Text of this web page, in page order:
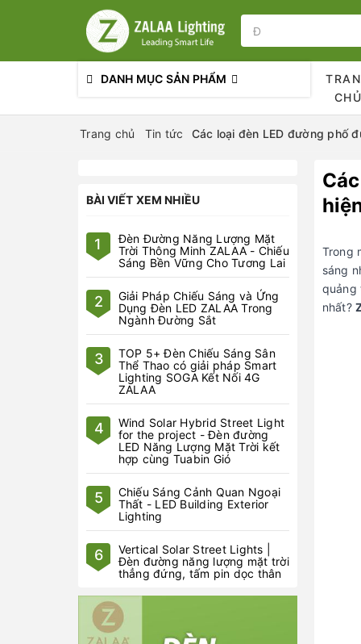
DANH MỤC SẢN PHẨM
CHỦ
Trang chủ Tin tức Các loại đèn LED đường phố
Trong
sáng
quảng
nhất?
BÀI VIẾT XEM NHIỀU
1
Đèn Đường Năng Lượng Mặt
Trời Thông Minh ZALAA - Chiếu
Sáng Bền Vững Cho Tương Lai
2
Giải Pháp Chiếu Sáng và Ứng
Dụng Đèn LED ZALAA Trong
Ngành Đường Sắt
3
TOP 5+ Đèn Chiếu Sáng Sân
Thể Thao có giải pháp Smart
Lighting SOGA Kết Nối 4G
ZALAA
4
Wind Solar Hybrid Street Light
for the project - Đèn đường
LED Năng Lượng Mặt Trời kết
hợp cùng Tuabin Gió
5
Chiếu Sáng Cảnh Quan Ngoại
Thất - LED Building Exterior
Lighting
6
Vertical Solar Street Lights |
Đèn đường năng lượng mặt trời
thẳng đứng, tấm pin dọc thân